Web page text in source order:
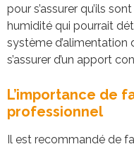
pour s’assurer qu’ils
humidité qui pourrait
système
s’assurer d’un apport
L’importance de
professionnel
Il est recommandé de